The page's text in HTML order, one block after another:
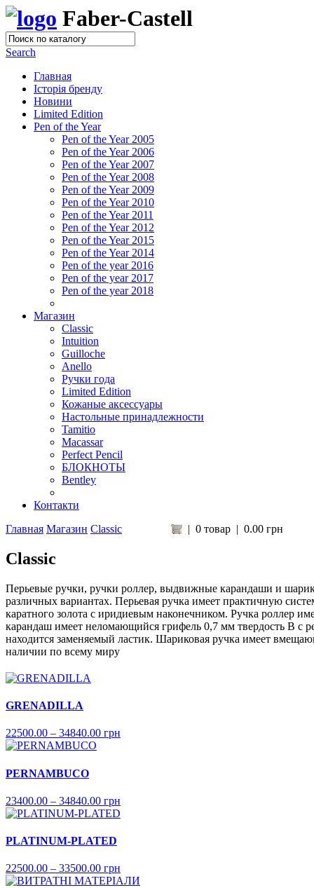
Faber-Castell
Search
Главная
Історія бренду
Новини
Limited Edition
Pen of the Year
Pen of the Year 2005
Pen of the Year 2006
Pen of the Year 2007
Pen of the Year 2008
Pen of the Year 2009
Pen of the Year 2010
Pen of the Year 2011
Pen of the Year 2012
Pen of the Year 2015
Pen of the Year 2014
Pen of the year 2016
Pen of the year 2017
Pen of the year 2018
Магазин
Classic
Intuition
Guilloche
Anello
Ручки года
Limited Edition
Кожаные аксессуары
Настольные принадлежности
Tamitio
Macassar
Perfect Pencil
БЛОКНОТЫ
Bentley
Контакти
Главная Магазин Classic | 0 товар | 0.00 грн
Classic
Перьевые ручки, ручки роллер, выдвижные карандаши и
различных вариантах. Перьевая ручка имеет практичную
каратного золота с иридиевым наконечником. Ручка роллер
карандаш имеет неломающийся грифель 0,7 мм твердость В с
находится заменяемый ластик. Шариковая ручка имеет
наличии по всему миру
GRENADILLA
22500.00 – 34840.00 грн
PERNAMBUCO
23400.00 – 34840.00 грн
PLATINUM-PLATED
22500.00 – 33500.00 грн